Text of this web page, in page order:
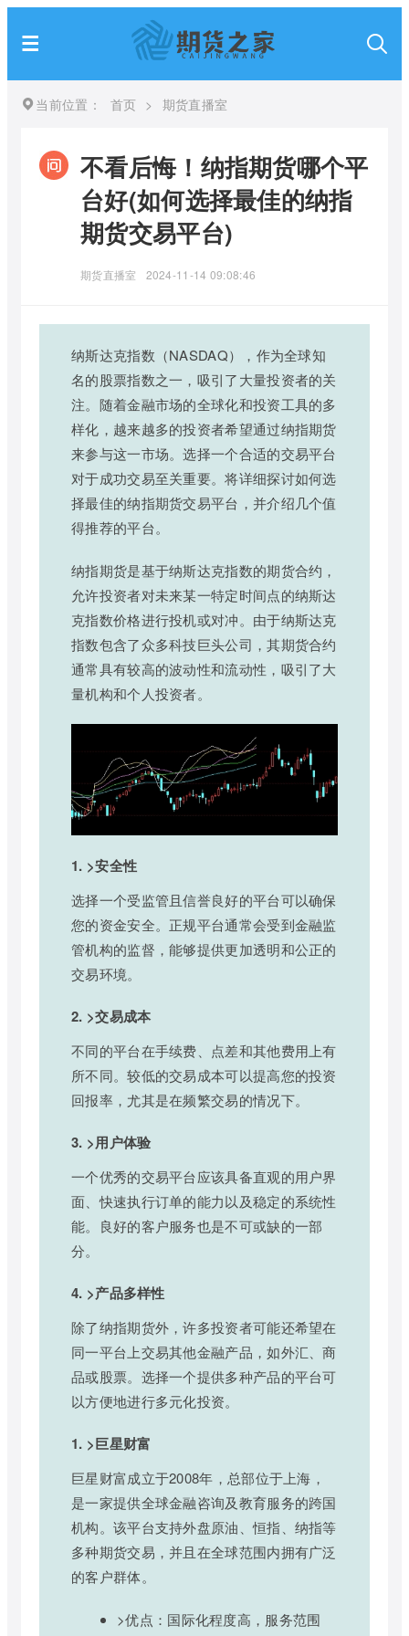
当前位置： 首页 > 期货直播室
不看后悔！纳指期货哪个平
台好(如何选择最佳的纳指
期货交易平台)
期货直播室 2024-11-14 09:08:46
纳斯达克指数（NASDAQ），作为全球知
名的股票指数之一，吸引了大量投资者的关
注。随着金融市场的全球化和投资工具的多
样化，越来越多的投资者希望通过纳指期货
来参与这一市场。选择一个合适的交易平台
对于成功交易至关重要。将详细探讨如何选
择最佳的纳指期货交易平台，并介绍几个值
得推荐的平台。
纳指期货是基于纳斯达克指数的期货合约，
允许投资者对未来某一特定时间点的纳斯达
克指数价格进行投机或对冲。由于纳斯达克
指数包含了众多科技巨头公司，其期货合约
通常具有较高的波动性和流动性，吸引了大
量机构和个人投资者。
1. >安全性
选择一个受监管且信誉良好的平台可以确保
您的资金安全。正规平台通常会受到金融监
管机构的监督，能够提供更加透明和公正的
交易环境。
2. >交易成本
不同的平台在手续费、点差和其他费用上有
所不同。较低的交易成本可以提高您的投资
回报率，尤其是在频繁交易的情况下。
3. >用户体验
一个优秀的交易平台应该具备直观的用户界
面、快速执行订单的能力以及稳定的系统性
能。良好的客户服务也是不可或缺的一部
分。
4. >产品多样性
除了纳指期货外，许多投资者可能还希望在
同一平台上交易其他金融产品，如外汇、商
品或股票。选择一个提供多种产品的平台可
以方便地进行多元化投资。
1. >巨星财富
巨星财富成立于2008年，总部位于上海，
是一家提供全球金融咨询及教育服务的跨国
机构。该平台支持外盘原油、恒指、纳指等
多种期货交易，并且在全球范围内拥有广泛
的客户群体。
>优点：国际化程度高，服务范围